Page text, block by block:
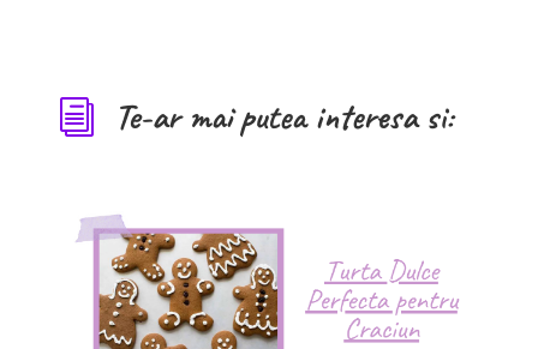
i Te-ar mai putea interesa si: